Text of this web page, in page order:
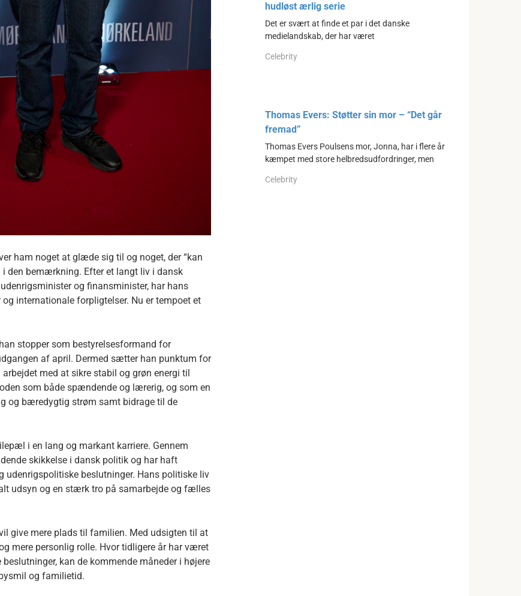
ham noget at glæde sig til og noget, der “kan
i den bemærkning. Efter et langt liv i dansk
og finansminister, har hans
internationale forpligtelser. Nu er tempoet et
stopper som bestyrelsesformand for
af april. Dermed sætter han punktum for
med at sikre stabil og grøn energi til
som både spændende og lærerig, og som en
og bæredygtig strøm samt bidrage til de
i en lang og markant karriere. Gennem
skikkelse i dansk politik og har haft
udenrigspolitiske beslutninger. Hans politiske liv
udsyn og en stærk tro på samarbejde og fælles
give mere plads til familien. Med udsigten til at
mere personlig rolle. Hvor tidligere år har været
kan de kommende måneder i højere
og familietid.
hudløst ærlig serie
Det er svært at finde et par i det danske
medielandskab, der har været
Celebrity
Thomas Evers: Støtter sin mor – “Det går
fremad”
Thomas Evers Poulsens mor, Jonna, har i flere år
kæmpet med store helbredsudfordringer, men
Celebrity